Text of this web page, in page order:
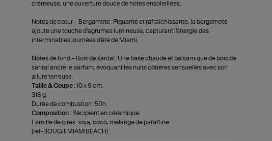
crémeuse, une ouverture douce de notes ensoleillées.
Notes de cœur – Bergamote : Piquante et rafraîchissante, la bergamote
ajoute une touche d'agrumes lumineuse, capturant l'énergie des
interminables journées d'été de Miami.
Notes de fond – Bois de santal : Une base chaude et balsamique de bois de
santal ancre le parfum, évoquant les nuits côtières sensuelles avec son
allure terreuse.
Taille & Coupe :10 x 9 cm.
318 g.
Durée de combustion : 50h.
Composition : Récipient en céramique.
Famille de cires : soja, coco, mélange de paraffine.
(ref-BOUGIEMIAMIBEACH)